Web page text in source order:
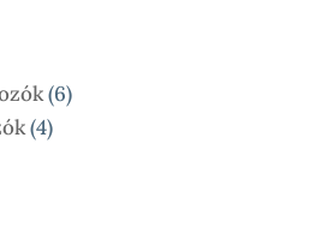
66
44